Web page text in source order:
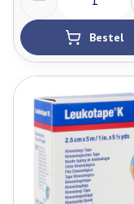
Bestel